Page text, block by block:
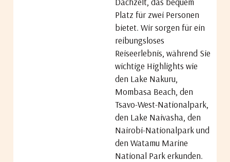
Platz für zwei Personen
bietet. Wir sorgen für ein
reibungsloses
Reiseerlebnis, während Sie
wichtige Highlights wie
den Lake Nakuru,
Mombasa Beach, den
Tsavo-West-Nationalpark,
den Lake Naivasha, den
Nairobi-Nationalpark und
den Watamu Marine
National Park erkunden.